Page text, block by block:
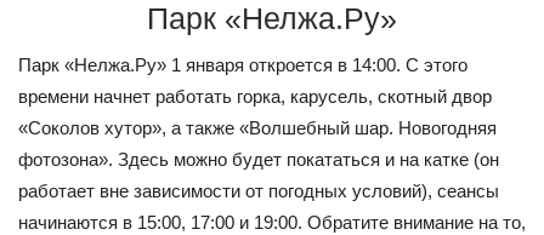
Парк «Нелжа.Ру»
Парк «Нелжа.Ру» 1 января откроется в 14:00. С этого
времени начнет работать горка, карусель, скотный двор
«Соколов хутор», а также «Волшебный шар. Новогодняя
фотозона». Здесь можно будет покататься и на катке (он
работает вне зависимости от погодных условий), сеансы
начинаются в 15:00, 17:00 и 19:00. Обратите внимание на то,